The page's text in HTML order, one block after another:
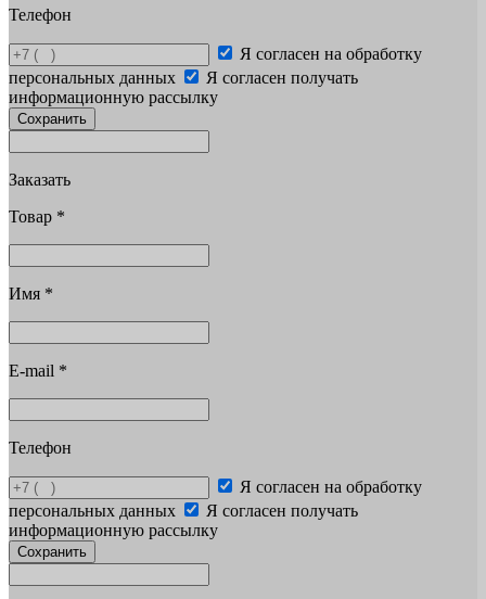
Телефон
Я согласен на обработку
персональных данных
Я согласен получать
информационную рассылку
Сохранить
Заказать
Товар *
Имя *
E-mail *
Телефон
Я согласен на обработку
персональных данных
Я согласен получать
информационную рассылку
Сохранить